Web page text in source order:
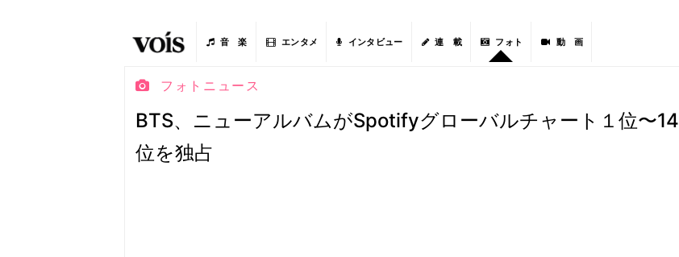
音 楽 エンタメ インタビュー 連 載 フォト 動 画
フォトニュース
BTS、ニューアルバムがSpotifyグローバルチャート１位〜14
位を独占